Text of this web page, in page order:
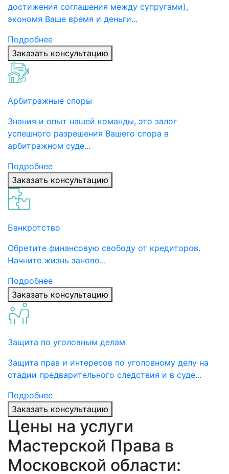
достижения соглашения между супругами),
экономя Ваше время и деньги...
Подробнее
Заказать консультацию
Арбитражные споры
Знания и опыт нашей команды, это залог
успешного разрешения Вашего спора в
арбитражном суде...
Подробнее
Заказать консультацию
Банкротство
Обретите финансовую свободу от кредиторов.
Начните жизнь заново...
Подробнее
Заказать консультацию
Защита по уголовным делам
Защита прав и интересов по уголовному делу на
стадии предварительного следствия и в суде...
Подробнее
Заказать консультацию
Цены на услуги
Мастерской Права в
Московской области: